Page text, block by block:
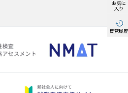
お気に
入り
閲覧履歴